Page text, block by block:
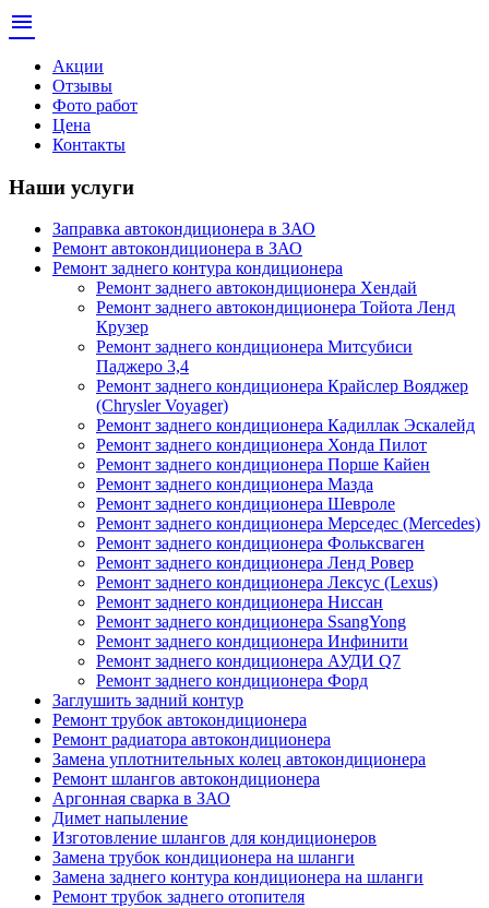
menu
Акции
Отзывы
Фото работ
Цена
Контакты
Наши услуги
Заправка автокондиционера в ЗАО
Ремонт автокондиционера в ЗАО
Ремонт заднего контура кондиционера
Ремонт заднего автокондиционера Хендай
Ремонт заднего автокондиционера Тойота Ленд
Крузер
Ремонт заднего кондиционера Митсубиси
Паджеро 3,4
Ремонт заднего кондиционера Крайслер Вояджер
(Chrysler Voyager)
Ремонт заднего кондиционера Кадиллак Эскалейд
Ремонт заднего кондиционера Хонда Пилот
Ремонт заднего кондиционера Порше Кайен
Ремонт заднего кондиционера Мазда
Ремонт заднего кондиционера Шевроле
Ремонт заднего кондиционера Мерседес (Mercedes)
Ремонт заднего кондиционера Фольксваген
Ремонт заднего кондиционера Ленд Ровер
Ремонт заднего кондиционера Лексус (Lexus)
Ремонт заднего кондиционера Ниссан
Ремонт заднего кондиционера SsangYong
Ремонт заднего кондиционера Инфинити
Ремонт заднего кондиционера АУДИ Q7
Ремонт заднего кондиционера Форд
Заглушить задний контур
Ремонт трубок автокондиционера
Ремонт радиатора автокондиционера
Замена уплотнительных колец автокондиционера
Ремонт шлангов автокондиционера
Аргонная сварка в ЗАО
Димет напыление
Изготовление шлангов для кондиционеров
Замена трубок кондиционера на шланги
Замена заднего контура кондиционера на шланги
Ремонт трубок заднего отопителя